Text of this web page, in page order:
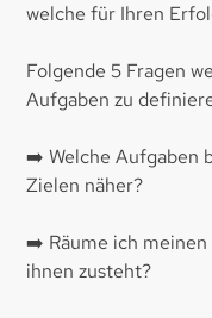
welche für Ihren
Folgende 5 Fragen
Aufgaben zu
➡️ Welche Aufgaben
Zielen näher?
➡️ Räume ich
ihnen zusteht?